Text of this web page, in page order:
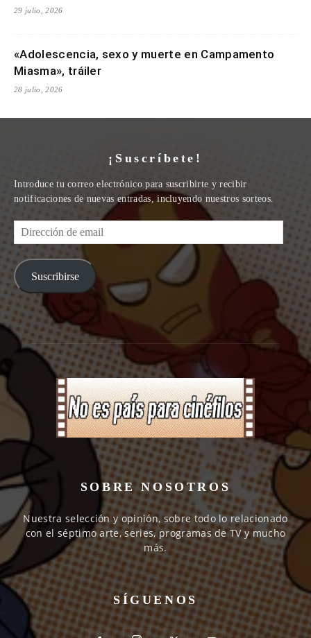
29 julio, 2026
«Adolescencia, sexo y muerte en Campamento
Miasma», tráiler
28 julio, 2026
¡Suscríbete!
Introduce tu correo electrónico para suscribirte y recibir
notificaciones de nuevas entradas, incluyendo nuestros sorteos.
Dirección
de
email
Suscribirse
SOBRE NOSOTROS
Nuestra selección y opinión, sobre todo lo relacionado
con el séptimo arte, series, programas de TV y mucho
más.
SÍGUENOS